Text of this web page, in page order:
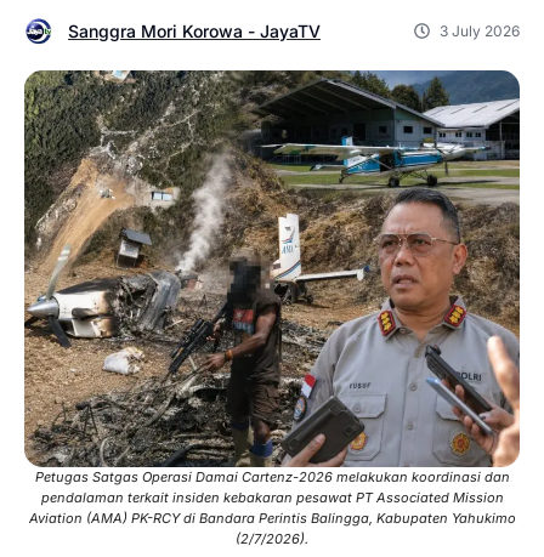
Sanggra Mori Korowa - JayaTV 3 July 2026
Petugas Satgas Operasi Damai Cartenz-2026 melakukan koordinasi dan
pendalaman terkait insiden kebakaran pesawat PT Associated Mission
Aviation (AMA) PK-RCY di Bandara Perintis Balingga, Kabupaten Yahukimo
(2/7/2026).